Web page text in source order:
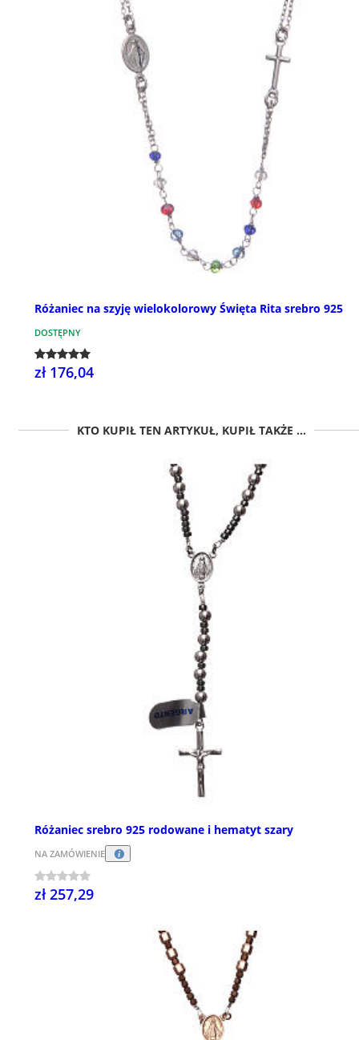
Różaniec na szyję wielokolorowy Święta Rita srebro 925
DOSTĘPNY
zł 176,04
KTO KUPIŁ TEN ARTYKUŁ, KUPIŁ TAKŻE ...
Różaniec srebro 925 rodowane i hematyt szary
NA ZAMÓWIENIE
zł 257,29